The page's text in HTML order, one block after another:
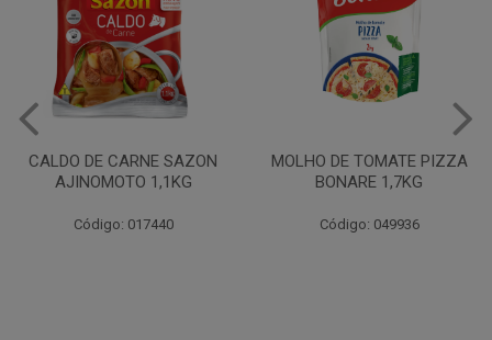
MOLHO DE TOMATE PIZZA
BONARE 1,7KG
Código: 049936
MARGARINA USO
PROFISSIONAL 80% CUKIN
Código: 062469